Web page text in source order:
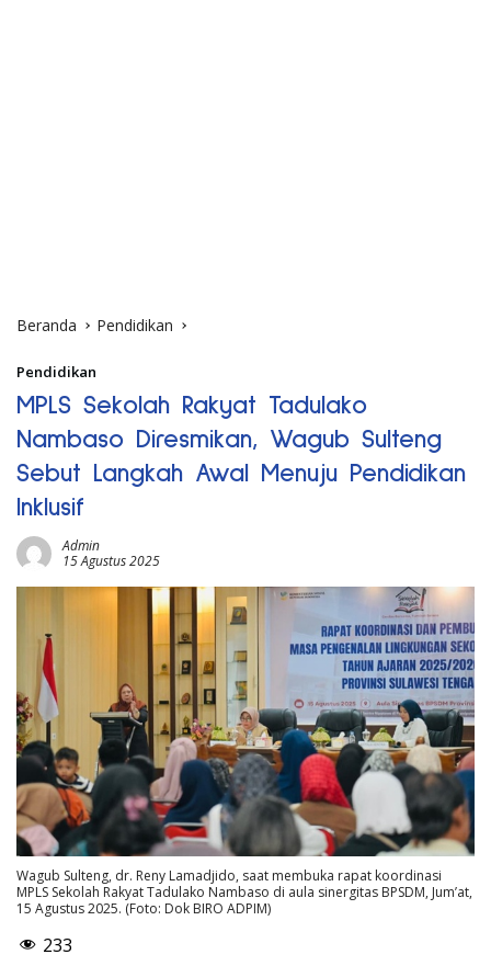
Beranda Pendidikan
Pendidikan
MPLS Sekolah Rakyat Tadulako
Nambaso Diresmikan, Wagub Sulteng
Sebut Langkah Awal Menuju Pendidikan
Inklusif
Admin
15 Agustus 2025
Wagub Sulteng, dr. Reny Lamadjido, saat membuka rapat koordinasi
MPLS Sekolah Rakyat Tadulako Nambaso di aula sinergitas BPSDM, Jum’at,
15 Agustus 2025. (Foto: Dok BIRO ADPIM)
233